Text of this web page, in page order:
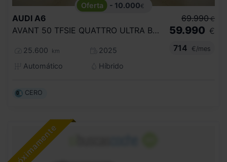
- 10.000€
AUDI A6
AVANT 50 TFSIE QUATTRO ULTRA BLACK LINE
25.600 km
2025
Automático
Híbrido
69.990 €
59.990 €
714
€/mes
CERO